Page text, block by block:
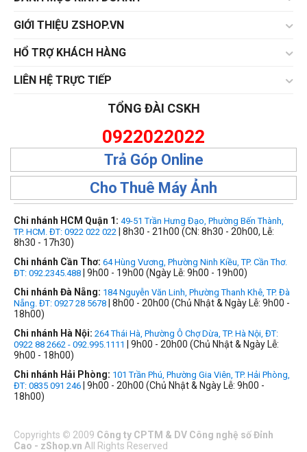
GIỚI THIỆU ZSHOP.VN
HỔ TRỢ KHÁCH HÀNG
LIÊN HỆ TRỰC TIẾP
TỔNG ĐÀI CSKH
0922022022
Trả Góp Online
Cho Thuê Máy Ảnh
Chi nhánh HCM Quận 1: 49-51 Trần Hưng Đạo, Phường Bến Thành,
TP. HCM. ĐT: 0922 022 022 | 8h30 - 21h00 (CN: 8h30 - 20h00, Lễ:
8h30 - 17h30)
Chi nhánh Cần Thơ: 64 Hùng Vương, Phường Ninh Kiều, TP. Cần Thơ.
ĐT: 092.2345.488 | 9h00 - 19h00 (Ngày Lễ: 9h00 - 19h00)
Chi nhánh Đà Nẵng: 184 Nguyễn Văn Linh, Phường Thanh Khê, TP. Đà
Nẵng. ĐT: 0927 28 5678 | 8h00 - 20h00 (Chủ Nhật & Ngày Lễ: 9h00 -
18h00)
Chi nhánh Hà Nội: 264 Thái Hà, Phường Ô Chợ Dừa, TP. Hà Nội, ĐT:
0922 88 2662 - 092.995.1111
| 9h00 - 20h00 (Chủ Nhật & Ngày Lễ:
9h00 - 18h00)
Chi nhánh Hải Phòng: 101 Trần Phú, Phường Gia Viên, TP. Hải Phòng,
ĐT: 0835 091 246 | 9h00 - 20h00 (Chủ Nhật & Ngày Lễ: 9h00 -
18h00)
Copyrights © 2009 Công ty CPTM & DV Công nghệ số Đỉnh
Cao - zShop.vn All Rights Reserved